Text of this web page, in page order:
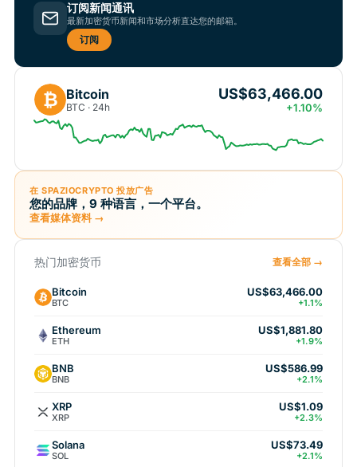
订阅新闻通讯
最新加密货币新闻和市场分析直达您的邮箱。
订阅
₿ Bitcoin
BTC · 24h
US$63,466.00
+1.10%
在 SPAZIOCRYPTO 投放广告
您的品牌，9 种语言，一个平台。
查看媒体资料 →
热门加密货币 查看全部 →
Bitcoin
BTC
US$63,466.00
+1.1%
Ethereum
ETH
US$1,881.80
+1.9%
BNB
BNB
US$586.99
+2.1%
XRP
XRP
US$1.09
+2.3%
Solana
SOL
US$73.49
+2.1%